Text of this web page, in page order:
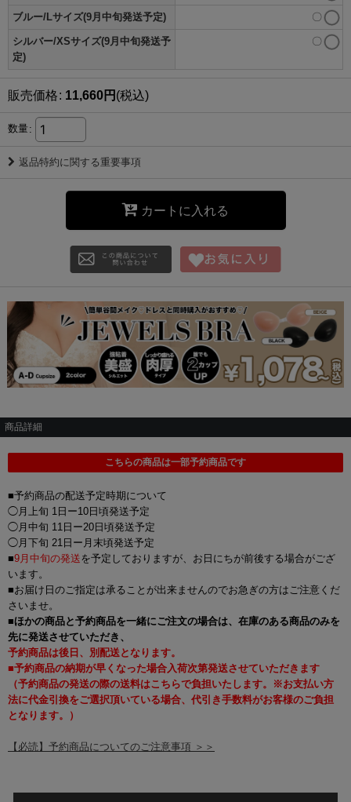
ブルー/Lサイズ(9月中旬発送予定) 〇
シルバー/XSサイズ(9月中旬発送予
定)
〇
販売価格: 11,660円 (税込)
数量:
返品特約に関する重要事項
カートに入れる
商品詳細
こちらの商品は一部予約商品です
■予約商品の配送予定時期について
◯月上旬 1日ー10日頃発送予定
◯月中旬 11日ー20日頃発送予定
◯月下旬 21日ー月末頃発送予定
■9月中旬の発送を予定しておりますが、お日にちが前後する場合がござ
います。
■お届け日のご指定は承ることが出来ませんのでお急ぎの方はご注意くだ
さいませ。
■ほかの商品と予約商品を一緒にご注文の場合は、在庫のある商品のみを
先に発送させていただき、
予約商品は後日、別配送となります。
■予約商品の納期が早くなった場合入荷次第発送させていただきます
（予約商品の発送の際の送料はこちらで負担いたします。※お支払い方
法に代金引換をご選択頂いている場合、代引き手数料がお客様のご負担
となります。）
【必読】予約商品についてのご注意事項 ＞＞